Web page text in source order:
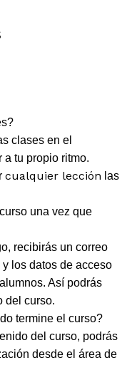
clases en el
a tu propio ritmo.
cualquier lección las
una vez que
recibirás un correo
los datos de acceso
Así podrás
del curso.
termine el curso?
del curso, podrás
desde el área de